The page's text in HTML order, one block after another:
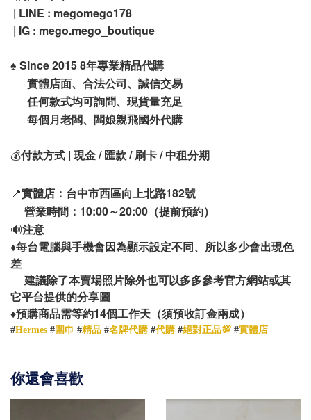
| LINE : megomego178
| IG : mego.mego_boutique
♠️ Since 2015 8年專業精品代購
實體店面、合法公司、誠信交易
任何款式均可詢問、現貨量充足
每個月老闆、闆娘親飛國外代購
💰付款方式 | 現金 / 匯款 / 刷卡 / 中租分期
📍實體店：台中市西區向上北路182號
營業時間：10:00～20:00（提前預約）
🔊注意
♦️每台電腦與手機會因為顯示設定不同、所以多少會出現色
差
建議除了本賣場照片除外也可以多多參考官方網站或其
它平台提供的分享圖
♦️預購商品需等約14個工作天（須預收訂金兩成）
#Hermes #圍巾 #精品 #名牌代購 #代購 #絕對正品💯 #實體店
你還會喜歡